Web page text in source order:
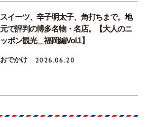
スイーツ、辛子明太子、角打ちまで。地
元で評判の博多名物・名店。【大人のニ
ッポン観光＿福岡編Vol.1】
おでかけ 2026.06.20